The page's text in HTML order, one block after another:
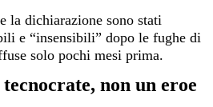
la dichiarazione sono stati
e “insensibili” dopo le fughe di
solo pochi mesi prima.
non un eroe